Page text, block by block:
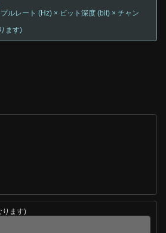
ルレート (Hz) × ビット深度 (bit) × チャン
ます)
ります)